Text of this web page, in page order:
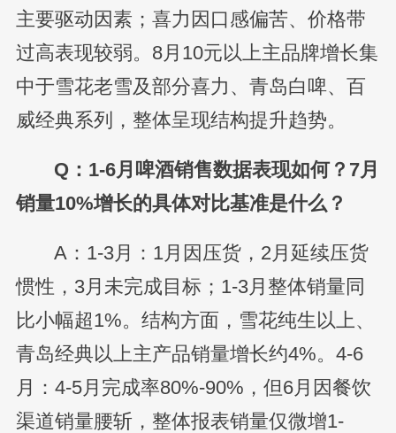
主要驱动因素；喜力因口感偏苦、价格带
过高表现较弱。8月10元以上主品牌增长集
中于雪花老雪及部分喜力、青岛白啤、百
威经典系列，整体呈现结构提升趋势。
Q：1-6月啤酒销售数据表现如何？7月
销量10%增长的具体对比基准是什么？
A：1-3月：1月因压货，2月延续压货
惯性，3月未完成目标；1-3月整体销量同
比小幅超1%。结构方面，雪花纯生以上、
青岛经典以上主产品销量增长约4%。4-6
月：4-5月完成率80%-90%，但6月因餐饮
渠道销量腰斩，整体报表销量仅微增1-